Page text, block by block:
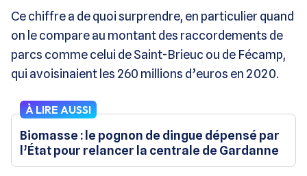
Ce chiffre a de quoi surprendre, en particulier quand
on le compare au montant des raccordements de
parcs comme celui de Saint-Brieuc ou de Fécamp,
qui avoisinaient les 260 millions d’euros en 2020.
À LIRE AUSSI
Biomasse : le pognon de dingue dépensé par
l’État pour relancer la centrale de Gardanne